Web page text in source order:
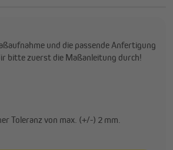
und die passende Anfertigung
bitte zuerst die Maßanleitung durch!
Toleranz von max. (+/-) 2 mm.